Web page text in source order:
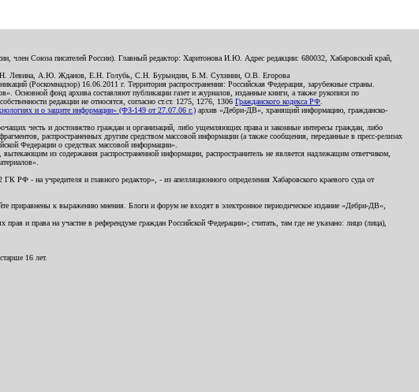
член Союза писателей России). Главный редактор: Харитонова И.Ю. Адрес редакции: 680032, Хабаровский край,
Левина, А.Ю. Жданов, Е.Н. Голубь, С.Н. Бурындин, Б.М. Сухинин, О.В. Егорова
(Роскомнадзор) 16.06.2011 г. Территория распространения: Российская Федерация, зарубежные страны.
Основной фонд архива составляют публикации газет и журналов, изданные книги, а также рукописи по
редакции не относятся, согласно ст.ст. 1275, 1276, 1306 Гражданского кодекса РФ
и о защите информации» (ФЗ-149 от 27.07.06 г.) архив «Дебри-ДВ», хранящий информацию, гражданско-
честь и достоинство граждан и организаций, либо ущемляющих права и законные интересы граждан, либо
распространенных другим средством массовой информации (а также сообщения, переданные в пресс-релизах
Федерации о средствах массовой информации».
из содержания распространенной информации, распространитель не является надлежащим ответчиком,
- на учредителя и главного редактор», - из апелляционного определения Хабаровского краевого суда от
приравнены к выражению мнения. Блоги и форум не входят в электронное периодическое издание «Дебри-ДВ»,
и права на участие в референдуме граждан Российской Федерации»; считать, там где не указано: лицо (лица),
16 лет.